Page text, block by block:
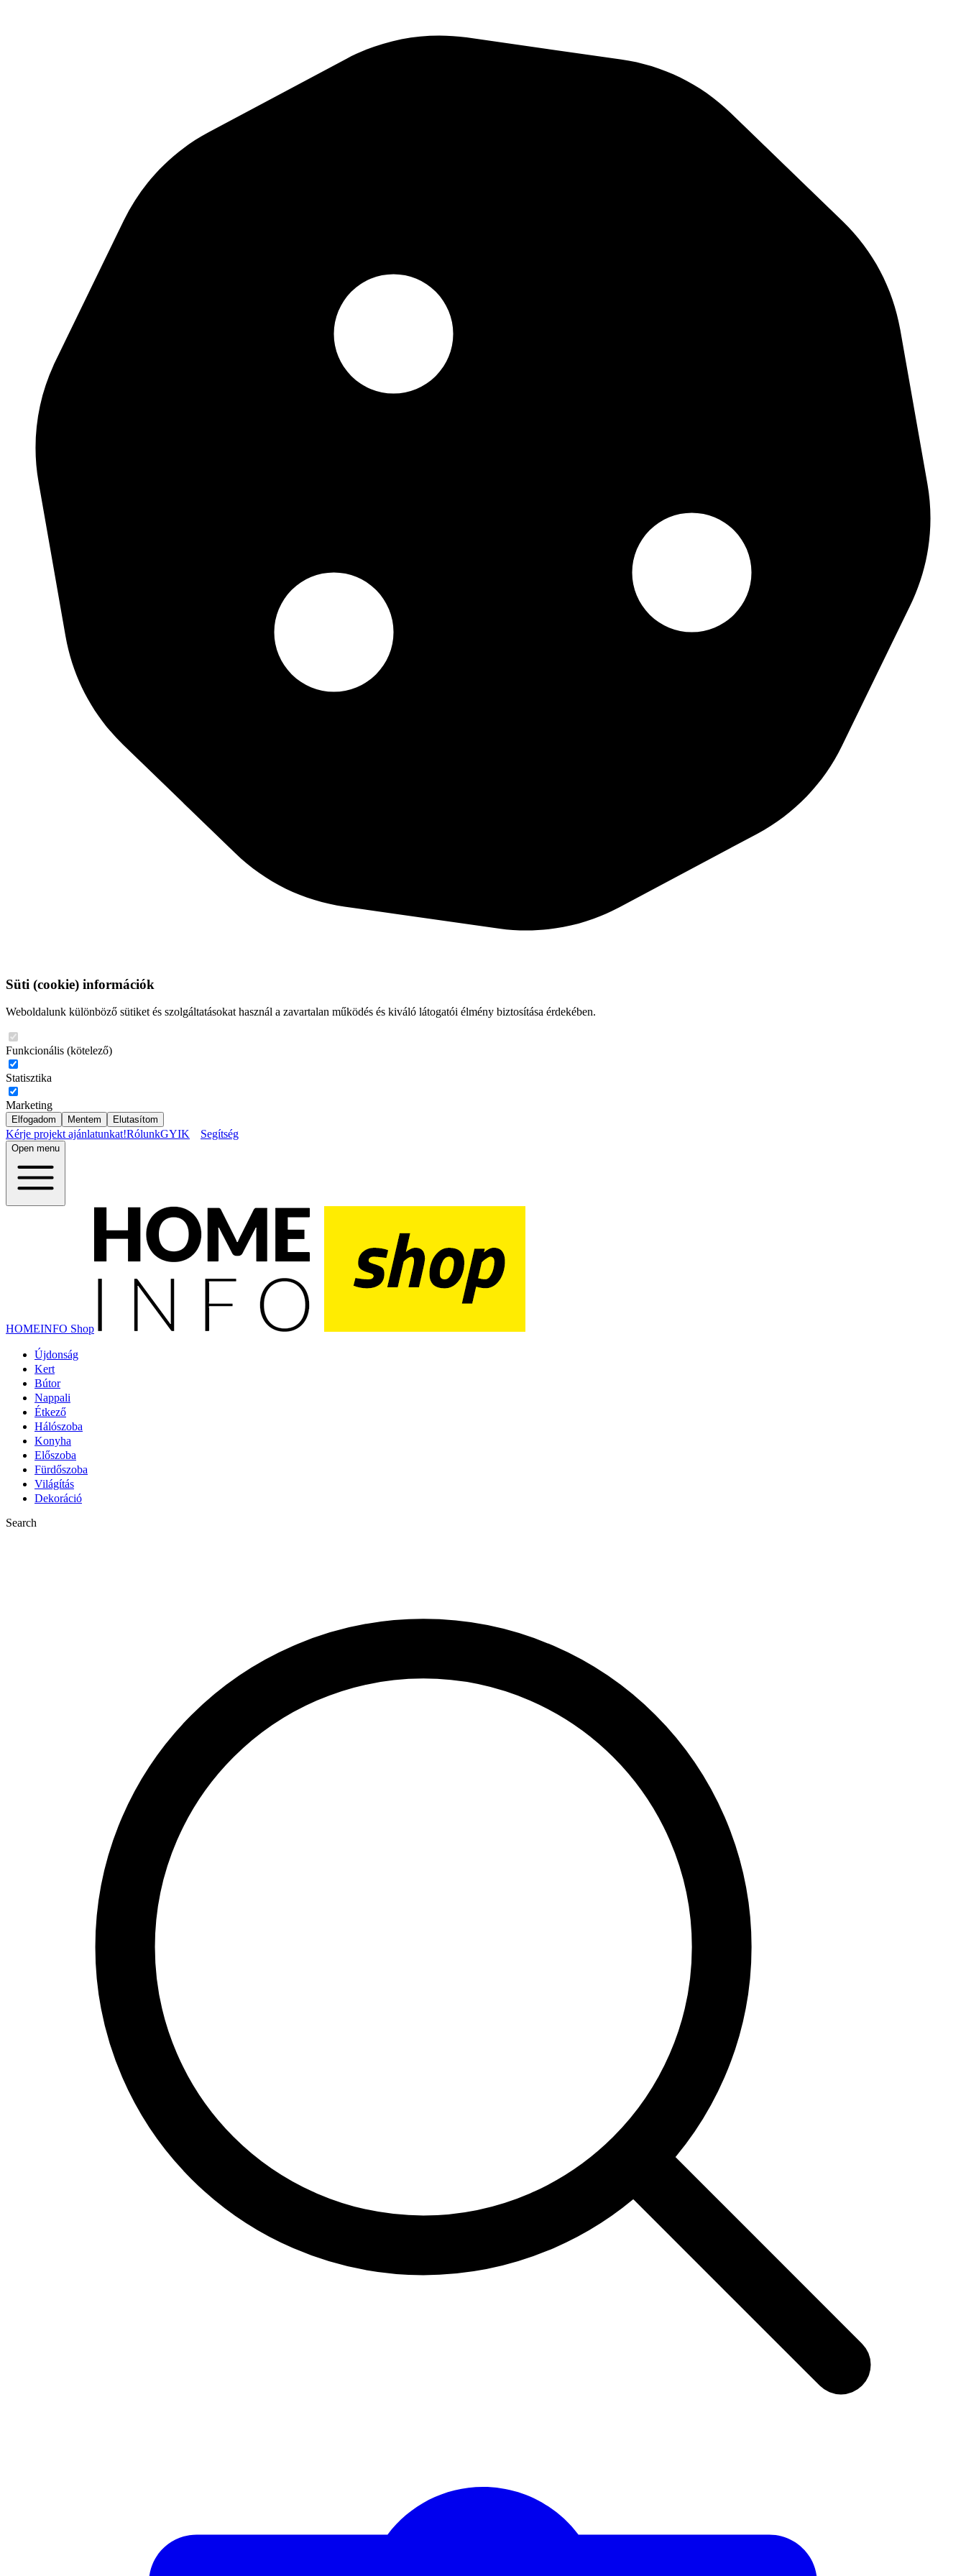
Süti (cookie) információk
Weboldalunk különböző sütiket és szolgáltatásokat használ a zavartalan működés és kiváló látogatói élmény biztosítása érdekében.
Funkcionális (kötelező)
Statisztika
Marketing
Elfogadom Mentem Elutasítom
Kérje projekt ajánlatunkat!RólunkGYIK Segítség
Open menu
HOMEINFO Shop
Újdonság
Kert
Bútor
Nappali
Étkező
Hálószoba
Konyha
Előszoba
Fürdőszoba
Világítás
Dekoráció
Search